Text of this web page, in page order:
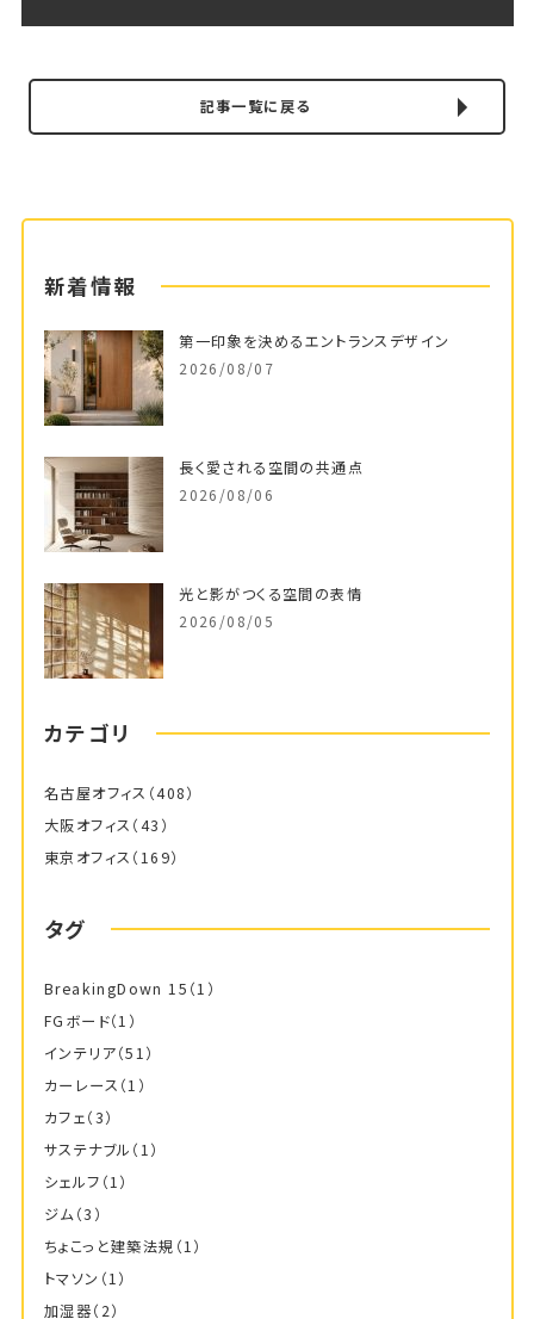
記事一覧に戻る
新着情報
第一印象を決めるエントランスデザイン
2026/08/07
長く愛される空間の共通点
2026/08/06
光と影がつくる空間の表情
2026/08/05
カテゴリ
名古屋オフィス （408）
大阪オフィス （43）
東京オフィス （169）
タグ
BreakingDown 15 （1）
FGボード（1）
インテリア（51）
カーレース （1）
カフェ（3）
サステナブル （1）
シェルフ （1）
ジム（3）
ちょこっと建築法規 （1）
トマソン （1）
加湿器（2）